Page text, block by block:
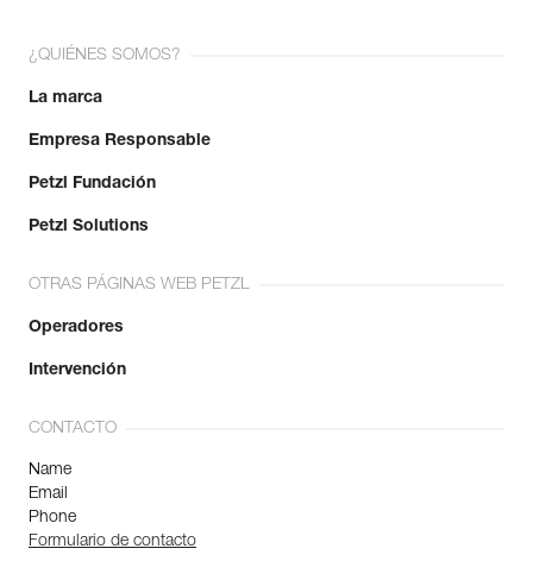
¿QUIÉNES SOMOS?
La marca
Empresa Responsable
Petzl Fundación
Petzl Solutions
OTRAS PÁGINAS WEB PETZL
Operadores
Intervención
CONTACTO
Name
Email
Phone
Formulario de contacto